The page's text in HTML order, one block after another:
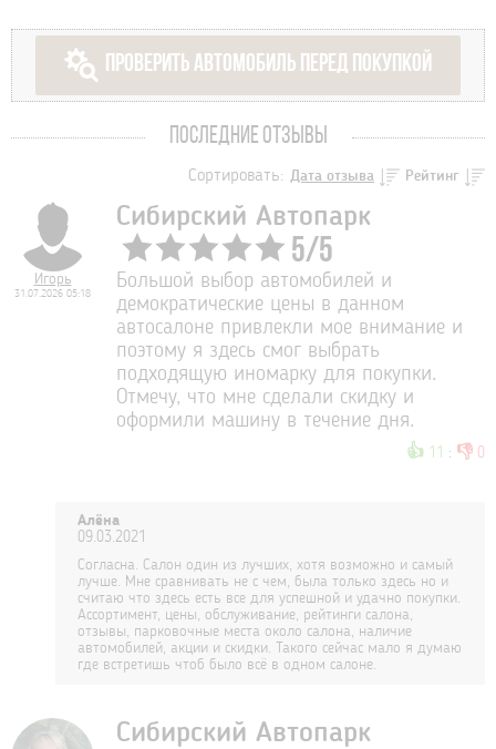
ПРОВЕРИТЬ АВТОМОБИЛЬ ПЕРЕД ПОКУПКОЙ
ПОСЛЕДНИЕ ОТЗЫВЫ
Сортировать: Дата отзыва Рейтинг
Игорь
31.07.2026 05:18
Сибирский Автопарк
5/5
Большой выбор автомобилей и
демократические цены в данном
автосалоне привлекли мое внимание и
поэтому я здесь смог выбрать
подходящую иномарку для покупки.
Отмечу, что мне сделали скидку и
оформили машину в течение дня.
👍 11 : 👎
Алёна
09.03.2021
Согласна. Салон один из лучших, хотя возможно и самый
лучше. Мне сравнивать не с чем, была только здесь но и
считаю что здесь есть все для успешной и удачно покупки.
Ассортимент, цены, обслуживание, рейтинги салона,
отзывы, парковочные места около салона, наличие
автомобилей, акции и скидки. Такого сейчас мало я думаю
где встретишь чтоб было всё в одном салоне.
Сибирский Автопарк